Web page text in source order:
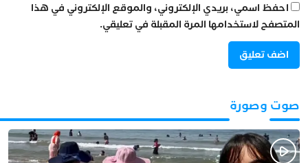
احفظ اسمي، بريدي الإلكتروني، والموقع الإلكتروني في هذا
المتصفح لاستخدامها المرة المقبلة في تعليقي.
صوت وصورة